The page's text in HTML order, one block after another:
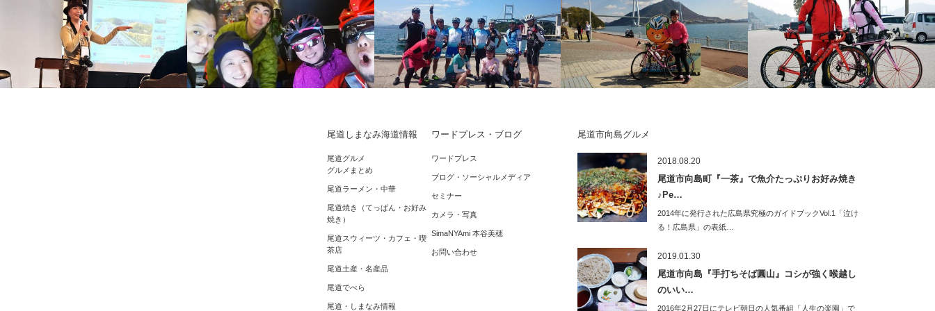
2018年初詣＆初ライド☆しまなみ海道に
浮かぶ尾道因島、自転車の神様「大山神
しまなみ海道・生口島『ちいさなお宿
Link 輪空』kara来島海峡往復サイクリ
ン…
しまなみ縦走2016！しまなみ海道の多島
美と、サイクリストの人情に感動した一
日。…
風に乗って、春のしまなみ海道 今…
尾道市向島グルメ
2018.08.20
尾道市向島町『一茶』で魚介たっぷりお好み焼き
♪Pe…
2014年に発行された広島県究極のガイドブックVol.1「泣け
る！広島県」の表紙…
2019.01.30
尾道市向島『手打ちそば圓山』コシが強く喉越し
のいい…
2016年2月27日にテレビ朝日の人気番組「人生の楽園」で
尾道しまなみ海道情報
尾道グルメ
グルメまとめ
尾道ラーメン・中華
尾道焼き（てっぱん・お好み
焼き）
尾道スウィーツ・カフェ・喫
茶店
尾道土産・名産品
尾道でべら
尾道・しまなみ情報
ワードプレス・ブログ
ワードプレス
ブログ・ソーシャルメディア
セミナー
カメラ・写真
SimaNYAmi 本谷美穂
お問い合わせ